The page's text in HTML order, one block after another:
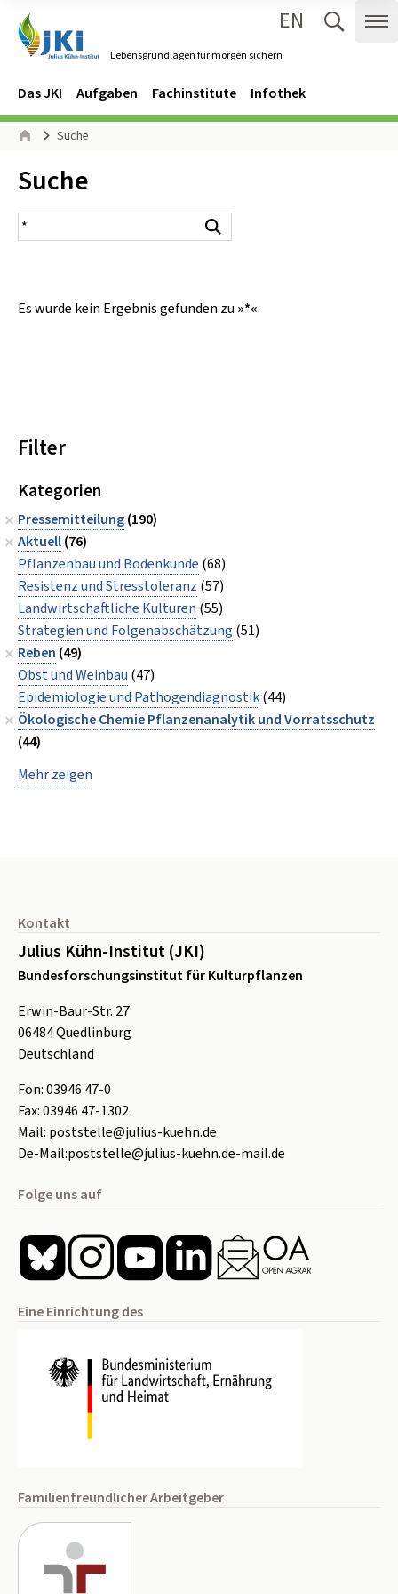
Lebensgrundlagen für morgen sichern
EN
Navigation
Hauptmenü
Das JKI Aufgaben Fachinstitute Infothek
Seitenpfad
Suche
Inhalt:
Suche
Suchergebnis
Es wurde kein Ergebnis gefunden zu »*«.
Filter
Kategorien
Pressemitteilung(190)
Aktuell(76)
Pflanzenbau und Bodenkunde (68)
Resistenz und Stresstoleranz (57)
Landwirtschaftliche Kulturen (55)
Strategien und Folgenabschätzung (51)
Reben (49)
Obst und Weinbau (47)
Epidemiologie und Pathogendiagnostik(44)
Ökologische Chemie Pflanzenanalytik und Vorratsschutz
(44)
Mehr zeigen
Kontakt
Julius Kühn-Institut (JKI)
Bundesforschungsinstitut für Kulturpflanzen
Erwin-Baur-Str. 27
06484Quedlinburg
Deutschland
Fon:03946 47-0
Fax:03946 47-1302
Mail: poststelle@julius-kuehn.de
De-Mail:poststelle@julius-kuehn.de-mail.de
Folge uns auf
Eine Einrichtung des
Familienfreundlicher Arbeitgeber